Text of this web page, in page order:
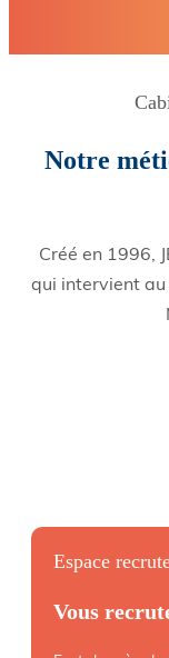
Notre
Créé en 1996,
qui intervient
Espace
Vous